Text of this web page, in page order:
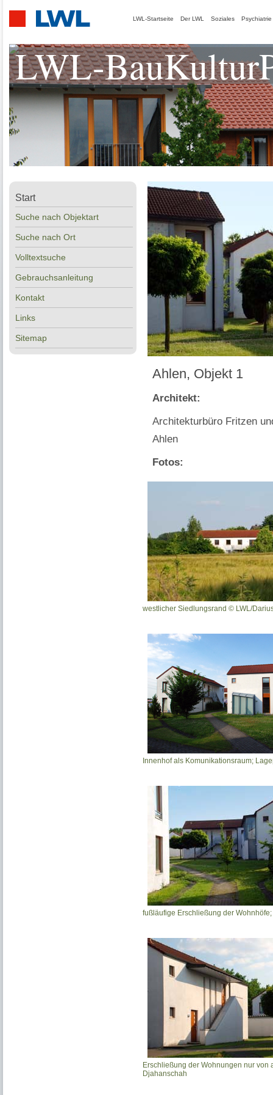
LWL-Startseite Der LWL Soziales Psychiatrie
LWL-
Start
Suche nach Objektart
Suche nach Ort
Volltextsuche
Gebrauchsanleitung
Kontakt
Links
Sitemap
Ahlen, Objekt 1
Architekt:
Architekturbüro Fritzen
Ahlen
Fotos:
westlicher Siedlungsrand © LWL/
Innenhof als Komunikationsraum;
fußläufige Erschließung der
Erschließung der Wohnungen nur
Djahanschah